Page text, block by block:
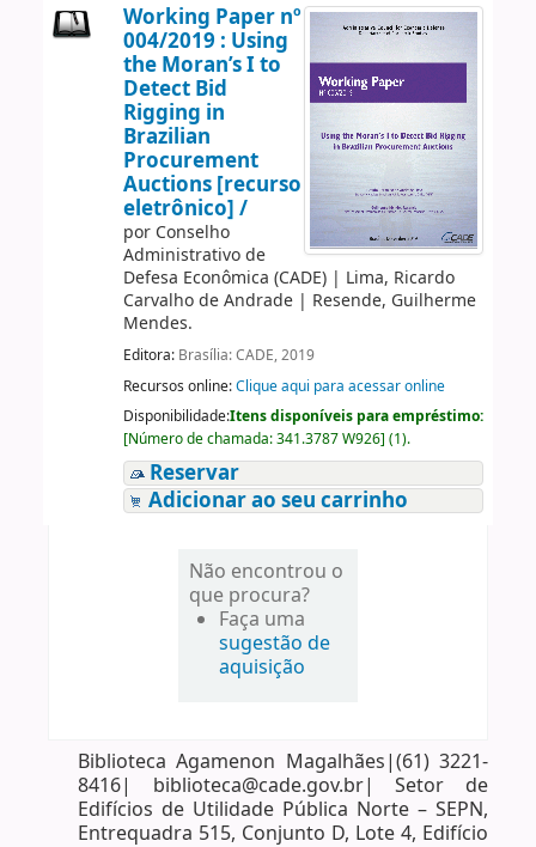
Working Paper nº
004/2019 : Using
the Moran’s I to
Detect Bid
Rigging in
Brazilian
Procurement
Auctions [recurso
eletrônico] /
por Conselho
Administrativo de
Defesa Econômica (CADE)| Lima, Ricardo
Carvalho de Andrade| Resende, Guilherme
Mendes.
Editora: Brasília: CADE, 2019
Recursos online:Clique aqui para acessar online
Disponibilidade:Itens disponíveis para empréstimo:
[Número de chamada:341.3787 W926] (1).
Reservar
Adicionar ao seu carrinho
Não encontrou o
que procura?
Faça uma
sugestão de
aquisição
Biblioteca Agamenon Magalhães|(61) 3221-
8416| biblioteca@cade.gov.br| Setor de
Edifícios de Utilidade Pública Norte – SEPN,
Entrequadra 515, Conjunto D, Lote 4, Edifício